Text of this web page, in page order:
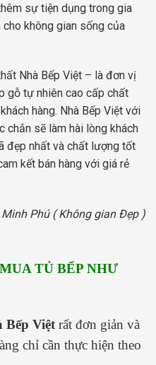
sự tiện dụng trong gia
không gian sống của
Nhà Bếp Việt – là đơn vị
gỗ tự nhiên cao cấp chất
hàng. Nhà Bếp Việt với
chắn sẽ làm hài lòng khách
đẹp nhất và chất lượng tốt
kết bán hàng với giá rẻ
Minh Phú ( Không gian Đẹp )
TỦ BẾP NHƯ
Bếp Việt rất đơn giản và
chỉ cần thực hiện theo